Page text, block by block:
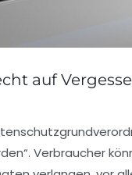
auf
Verbraucher